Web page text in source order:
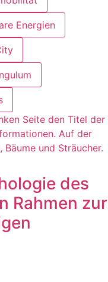
Energien
des
Rahmen zur